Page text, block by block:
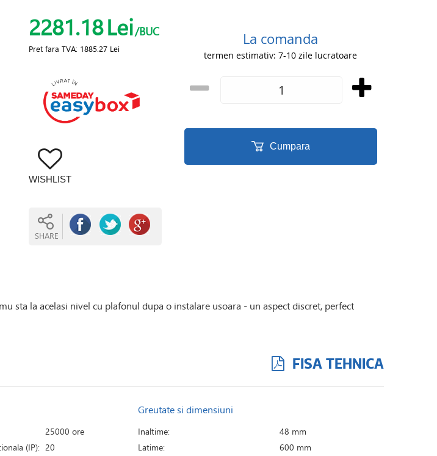
2281.18Lei/BUC
Pret fara TVA: 1885.27 Lei
WISHLIST
SHARE
La comanda
termen estimativ: 7-10 zile lucratoare
Cumpara
sta la acelasi nivel cu plafonul dupa o instalare usoara - un aspect discret, perfect
FISA TEHNICA
25000 ore
(IP): 20
Greutate si dimensiuni
Inaltime:
48 mm
Latime:
600 mm